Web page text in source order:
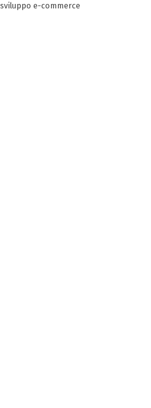
sviluppo e-commerce